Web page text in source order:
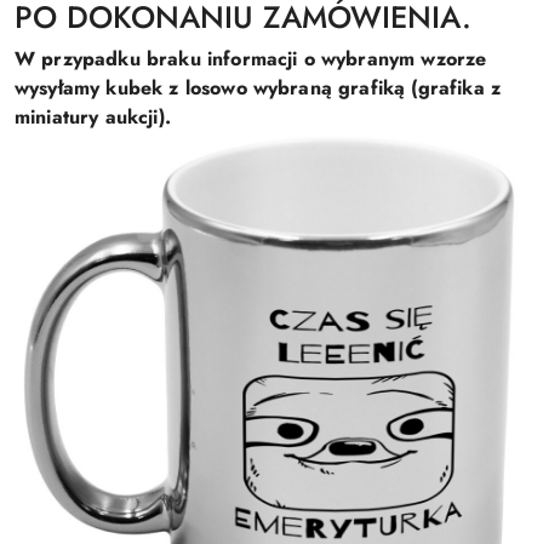
PO DOKONANIU ZAMÓWIENIA.
W przypadku braku informacji o wybranym wzorze
wysyłamy kubek z losowo wybraną grafiką (grafika z
miniatury aukcji).